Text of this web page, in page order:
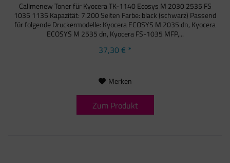
Callmenew Toner für Kyocera TK-1140 Ecosys M 2030 2535 FS
1035 1135 Kapazität: 7.200 Seiten Farbe: black (schwarz) Passend
für folgende Druckermodelle: Kyocera ECOSYS M 2035 dn, Kyocera
ECOSYS M 2535 dn, Kyocera FS-1035 MFP,...
37,30 € *
Merken
Zum Produkt